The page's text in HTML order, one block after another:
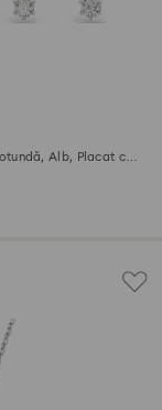
Alb, Placat cu